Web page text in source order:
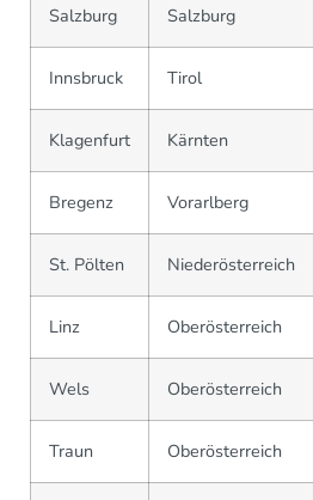
Salzburg Salzburg
Innsbruck Tirol
Klagenfurt Kärnten
Bregenz Vorarlberg
St. Pölten Niederösterreich
Linz Oberösterreich
Wels Oberösterreich
Traun Oberösterreich